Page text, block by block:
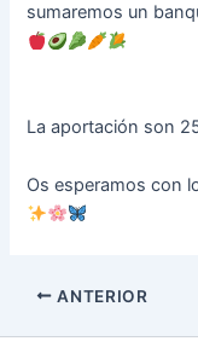
sumaremos un
La aportación son
Os esperamos con
Navegación
ANTERIOR